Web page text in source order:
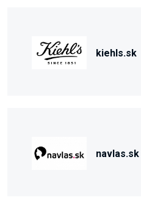
kiehls.sk
navlas.sk